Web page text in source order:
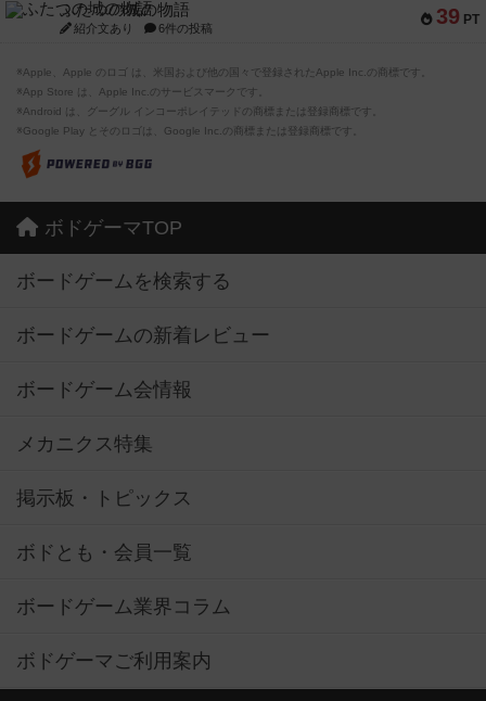
39 PT
ふたつの城の物語
紹介文あり 6件の投稿
※Apple、Apple のロゴ は、米国および他の国々で登録されたApple Inc.の商標です。
※App Store は、Apple Inc.のサービスマークです。
※Android は、グーグル インコーポレイテッドの商標または登録商標です。
※Google Play とそのロゴは、Google Inc.の商標または登録商標です。
ボドゲーマTOP
ボードゲームを検索する
ボードゲームの新着レビュー
ボードゲーム会情報
メカニクス特集
掲示板・トピックス
ボドとも・会員一覧
ボードゲーム業界コラム
ボドゲーマご利用案内